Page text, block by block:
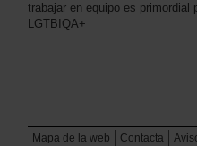
trabajar en equipo es primordial
LGTBIQA+
Mapa de la web Contacta